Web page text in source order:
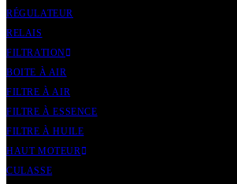
RÉGULATEUR
RELAIS
FILTRATION
BOITE À AIR
FILTRE À AIR
FILTRE À ESSENCE
FILTRE À HUILE
HAUT MOTEUR
CULASSE